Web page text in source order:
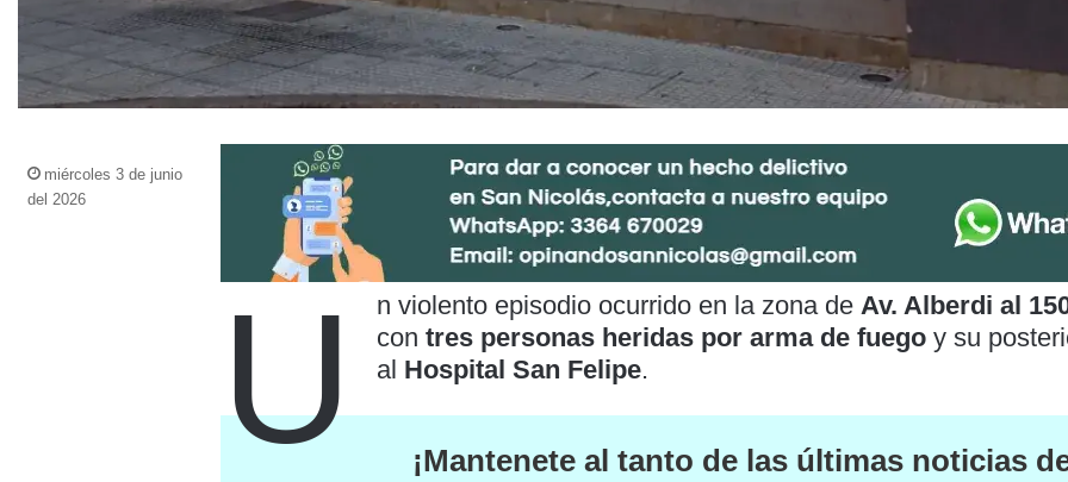
U n violento episodio ocurrido en la zona de Av. Alberdi al
con tres personas heridas por arma de fuego y su
al Hospital San Felipe.
¡Mantenete al tanto de las últimas noticias
miércoles 3 de junio
del 2026